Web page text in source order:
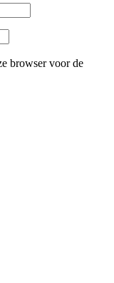
browser voor de